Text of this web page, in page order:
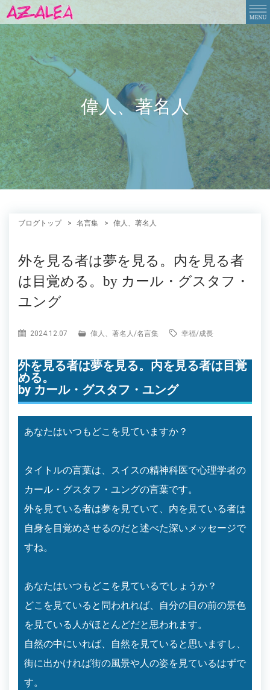
偉人、著名人
ブログトップ 名言集 偉人、著名人
外を見る者は夢を見る。内を見る者
は目覚める。by カール・グスタフ・
ユング
2024.12.07 偉人、著名人 /名言集 幸福/成長
外を見る者は夢を見る。内を見る者は目覚
める。
by カール・グスタフ・ユング
あなたはいつもどこを見ていますか？
タイトルの言葉は、スイスの精神科医で心理学者の
カール・グスタフ・ユングの言葉です。
外を見ている者は夢を見ていて、内を見ている者は
自身を目覚めさせるのだと述べた深いメッセージで
すね。
あなたはいつもどこを見ているでしょうか？
どこを見ていると問われれば、自分の目の前の景色
を見ている人がほとんどだと思われます。
自然の中にいれば、自然を見ていると思いますし、
街に出かければ街の風景や人の姿を見ているはずで
す。